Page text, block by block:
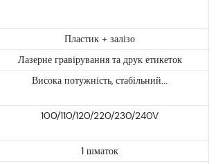
Пластик + залізо
Лазерне гравірування та друк етикеток
Висока потужність, стабільний...
100/110/120/220/230/240V
1 шматок